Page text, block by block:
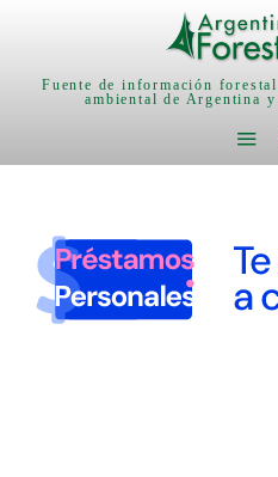
Fuente de información
ambiental de Argentina